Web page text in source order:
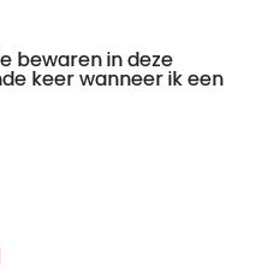
bewaren in deze
keer wanneer ik een